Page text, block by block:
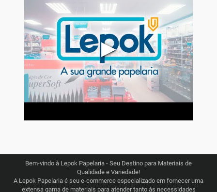
▶
Bem-vindo à Lepok Papelaria - Seu Destino para Materiais de
Qualidade e Variedade!
A Lepok Papelaria é seu e-commerce especializado em fornecer uma
extensa gama de materiais para atender tanto às necessidades